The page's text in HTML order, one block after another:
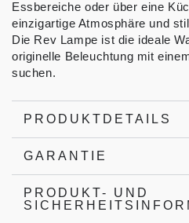
Essbereiche oder über eine
einzigartige Atmosphäre und
Die Rev Lampe ist die ideale
originelle Beleuchtung mit
suchen.
PRODUKTDETAILS
GARANTIE
PRODUKT- UND